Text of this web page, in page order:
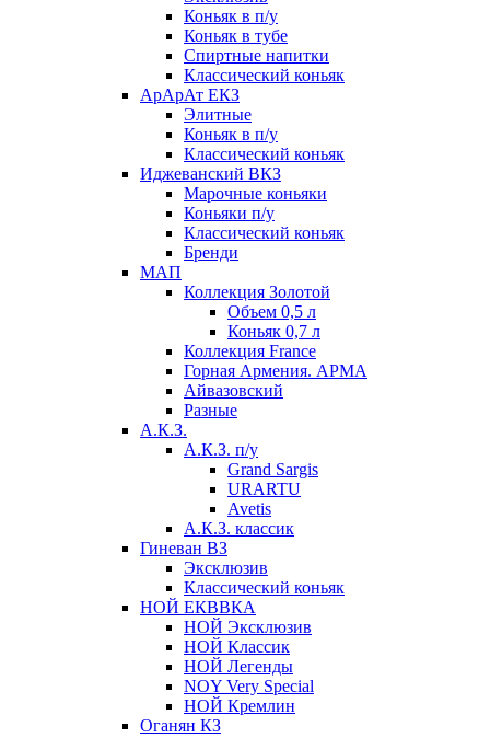
Коньяк в п/у
Коньяк в тубе
Спиртные напитки
Классический коньяк
АрАрАт ЕКЗ
Элитные
Коньяк в п/у
Классический коньяк
Иджеванский ВКЗ
Марочные коньяки
Коньяки п/у
Классический коньяк
Бренди
МАП
Коллекция Золотой
Объем 0,5 л
Коньяк 0,7 л
Коллекция France
Горная Армения. АРМА
Айвазовский
Разные
А.К.З.
А.К.З. п/у
Grand Sargis
URARTU
Avetis
А.К.З. классик
Гиневан ВЗ
Эксклюзив
Классический коньяк
НОЙ ЕКВВКА
НОЙ Эксклюзив
НОЙ Классик
НОЙ Легенды
NOY Very Speсial
НОЙ Кремлин
Оганян КЗ